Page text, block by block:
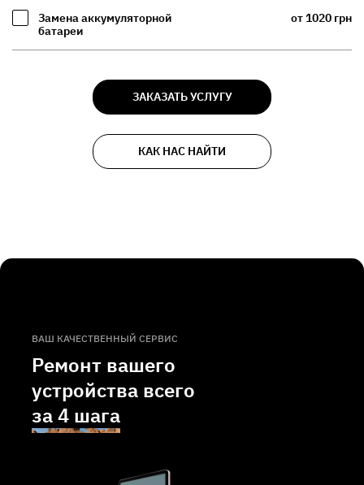
Замена аккумуляторной
батареи
от 1020 грн
ЗАКАЗАТЬ УСЛУГУ
КАК НАС НАЙТИ
ВАШ КАЧЕСТВЕННЫЙ СЕРВИС
Ремонт вашего
устройства всего
за4 шага